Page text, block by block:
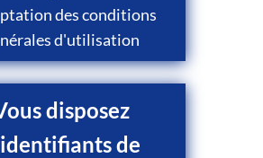
disposez
de
des conditions
d'utilisation